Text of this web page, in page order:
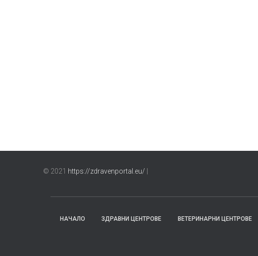
© 2021 https://zdravenportal.eu/
НАЧАЛО ЗДРАВНИ ЦЕНТРОВЕ ВЕТЕРИНАРНИ ЦЕНТРОВЕ